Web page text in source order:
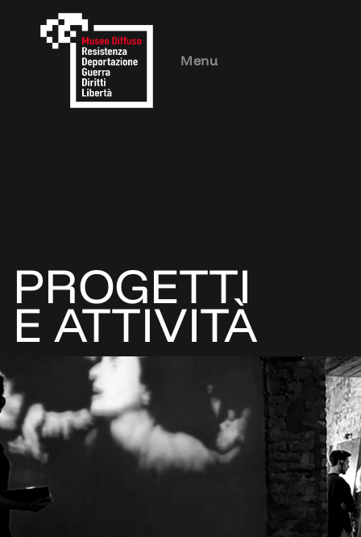
Menu
PROGETTI
E ATTIVITÀ